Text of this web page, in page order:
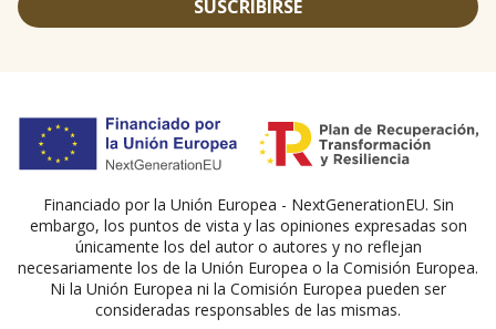
SUSCRIBIRSE
Financiado por la Unión Europea - NextGenerationEU. Sin
embargo, los puntos de vista y las opiniones expresadas son
únicamente los del autor o autores y no reflejan
necesariamente los de la Unión Europea o la Comisión Europea.
Ni la Unión Europea ni la Comisión Europea pueden ser
consideradas responsables de las mismas.